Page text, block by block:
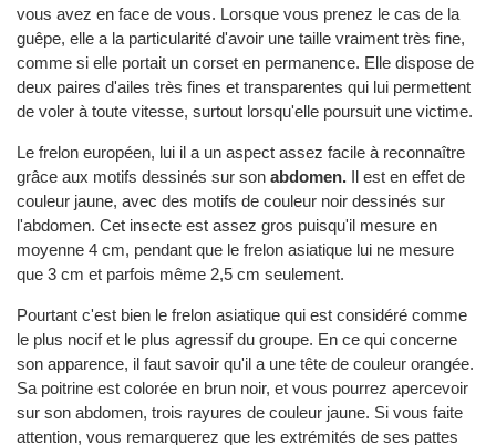
vous avez en face de vous. Lorsque vous prenez le cas de la
guêpe, elle a la particularité d'avoir une taille vraiment très fine,
comme si elle portait un corset en permanence. Elle dispose de
deux paires d'ailes très fines et transparentes qui lui permettent
de voler à toute vitesse, surtout lorsqu'elle poursuit une victime.
Le frelon européen, lui il a un aspect assez facile à reconnaître
grâce aux motifs dessinés sur son abdomen. Il est en effet de
couleur jaune, avec des motifs de couleur noir dessinés sur
l'abdomen. Cet insecte est assez gros puisqu'il mesure en
moyenne 4 cm, pendant que le frelon asiatique lui ne mesure
que 3 cm et parfois même 2,5 cm seulement.
Pourtant c'est bien le frelon asiatique qui est considéré comme
le plus nocif et le plus agressif du groupe. En ce qui concerne
son apparence, il faut savoir qu'il a une tête de couleur orangée.
Sa poitrine est colorée en brun noir, et vous pourrez apercevoir
sur son abdomen, trois rayures de couleur jaune. Si vous faite
attention, vous remarquerez que les extrémités de ses pattes